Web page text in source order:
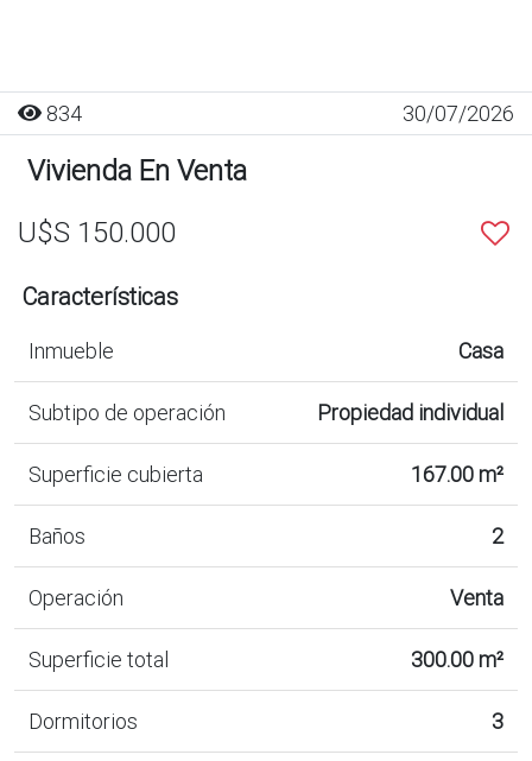
834 30/07/2026
Vivienda En Venta
U$S 150.000
Características
Inmueble Casa
Subtipo de operación Propiedad individual
Superficie cubierta 167.00 m²
Baños 2
Operación Venta
Superficie total 300.00 m²
Dormitorios 3